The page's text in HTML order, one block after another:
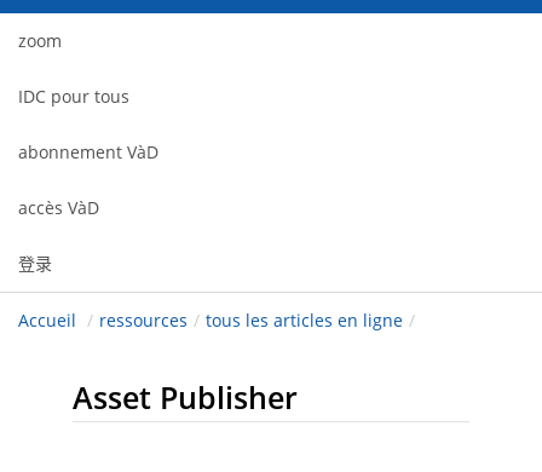
zoom
IDC pour tous
abonnement VàD
accès VàD
登录
Accueil / ressources / tous les articles en ligne /
Asset Publisher